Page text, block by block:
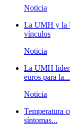
Noticia
La UMH y la
vínculos
Noticia
La UMH
euros para la...
Noticia
Temperatura
síntomas...